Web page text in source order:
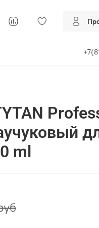
ml